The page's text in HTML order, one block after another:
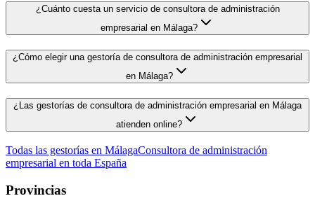
¿Cuánto cuesta un servicio de consultora de administración
empresarial en Málaga?
¿Cómo elegir una gestoría de consultora de administración empresarial
en Málaga?
¿Las gestorías de consultora de administración empresarial en Málaga
atienden online?
Todas las gestorías en MálagaConsultora de administración
empresarial en toda España
Provincias